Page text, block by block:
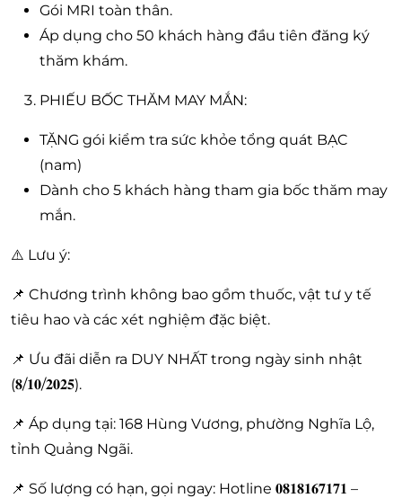
Gói MRI toàn thân.
Áp dụng cho 50 khách hàng đầu tiên đăng ký
thăm khám.
PHIẾU BỐC THĂM MAY MẮN:
TẶNG gói kiểm tra sức khỏe tổng quát BẠC
(nam)
Dành cho 5 khách hàng tham gia bốc thăm may
mắn.
⚠️ Lưu ý:
📌 Chương trình không bao gồm thuốc, vật tư y tế
tiêu hao và các xét nghiệm đặc biệt.
📌 Ưu đãi diễn ra DUY NHẤT trong ngày sinh nhật
(𝟖/𝟏𝟎/𝟐𝟎𝟐𝟓).
📌 Áp dụng tại: 168 Hùng Vương, phường Nghĩa Lộ,
tỉnh Quảng Ngãi.
📌 Số lượng có hạn, gọi ngay: Hotline 𝟎𝟖𝟏𝟖𝟏𝟔𝟕𝟏𝟕𝟏 –